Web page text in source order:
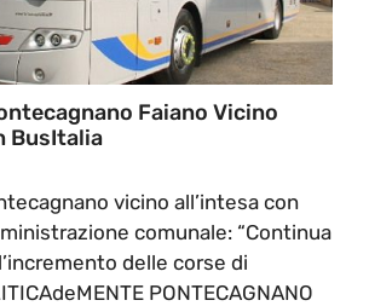
Faiano Vicino
BusItalia
vicino all’intesa con
comunale: “Continua
delle corse di
PONTECAGNANO